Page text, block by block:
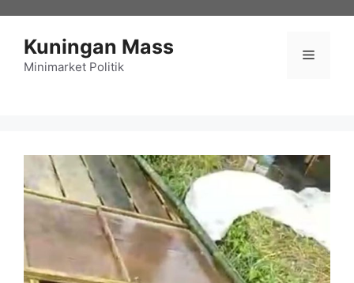
Kuningan Mass
Minimarket Politik
Menu